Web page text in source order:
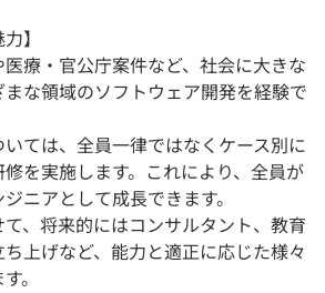
】
療・官公庁案件など、社会に大きな
な領域のソフトウェア開発を経験で
ては、全員一律ではなくケース別に
を実施します。これにより、全員が
ニアとして成長できます。
、将来的にはコンサルタント、教育
上げなど、能力と適正に応じた様々
。